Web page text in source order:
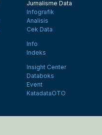
Jurnalisme Data
Infografik
Analisis
Cek Data
Info
Indeks
Insight Center
Databoks
Event
KatadataOTO